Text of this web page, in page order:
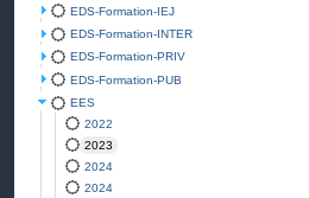
EDS-Formation-IEJ
EDS-Formation-INTER
EDS-Formation-PRIV
EDS-Formation-PUB
EES
2022
2023
2024
2024